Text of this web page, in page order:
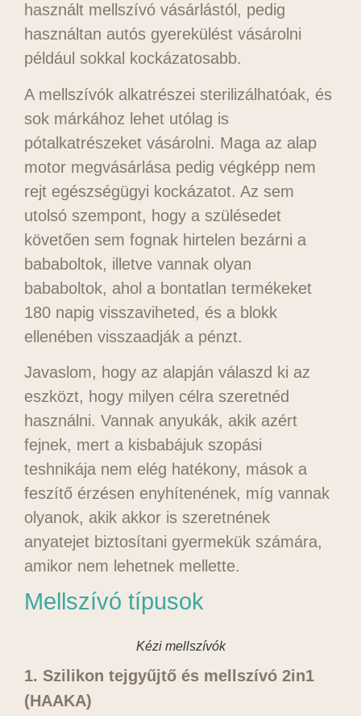
használt mellszívó vásárlástól, pedig
használtan autós gyerekülést vásárolni
például sokkal kockázatosabb.
A mellszívók alkatrészei sterilizálhatóak, és
sok márkához lehet utólag is
pótalkatrészeket vásárolni. Maga az alap
motor megvásárlása pedig végképp nem
rejt egészségügyi kockázatot. Az sem
utolsó szempont, hogy a szülésedet
követően sem fognak hirtelen bezárni a
bababoltok, illetve vannak olyan
bababoltok, ahol a bontatlan termékeket
180 napig visszaviheted, és a blokk
ellenében visszaadják a pénzt.
Javaslom, hogy az alapján válaszd ki az
eszközt, hogy milyen célra szeretnéd
használni. Vannak anyukák, akik azért
fejnek, mert a kisbabájuk szopási
teshnikája nem elég hatékony, mások a
feszítő érzésen enyhítenének, míg vannak
olyanok, akik akkor is szeretnének
anyatejet biztosítani gyermekük számára,
amikor nem lehetnek mellette.
Mellszívó típusok
Kézi mellszívók
1. Szilikon tejgyűjtő és mellszívó 2in1
(HAAKA)